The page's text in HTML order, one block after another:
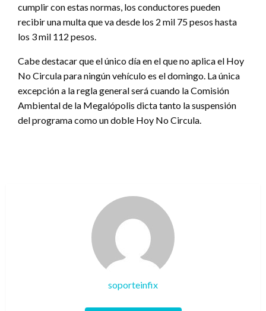
cumplir con estas normas, los conductores pueden
recibir una multa que va desde los 2 mil 75 pesos hasta
los 3 mil 112 pesos.
Cabe destacar que el único día en el que no aplica el Hoy
No Circula para ningún vehículo es el domingo. La única
excepción a la regla general será cuando la Comisión
Ambiental de la Megalópolis dicta tanto la suspensión
del programa como un doble Hoy No Circula.
soporteinfix